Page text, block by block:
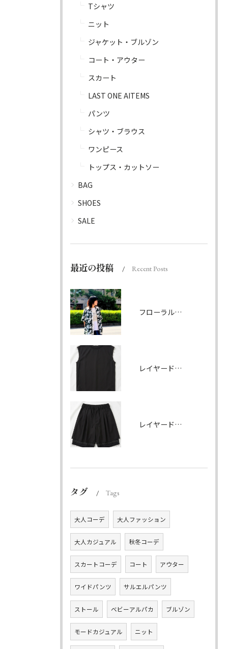
Tシャツ
ニット
ジャケット・ブルゾン
コート・アウター
スカート
LAST ONE AITEMS
パンツ
シャツ・ブラウス
ワンピース
トップス・カットソー
BAG
SHOES
SALE
最近の投稿 Recent Posts
フローラルパターンシャツ ダークグリーン
レイヤードノースリーブ ブラック
レイヤードハーフパンツ ブラック
タグ Tags
大人コーデ 大人ファッション
大人カジュアル 秋冬コーデ
スカートコーデ コート アウター
ワイドパンツ サルエルパンツ
ストール ベビーアルパカ ブルゾン
モードカジュアル ニット